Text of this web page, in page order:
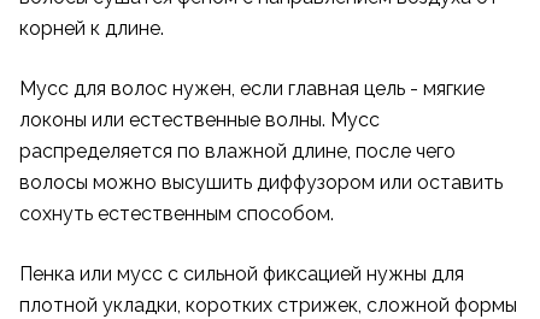
корней к длине.
Мусс для волос нужен, если главная цель - мягкие
локоны или естественные волны. Мусс
распределяется по влажной длине, после чего
волосы можно высушить диффузором или оставить
сохнуть естественным способом.
Пенка или мусс с сильной фиксацией нужны для
плотной укладки, коротких стрижек, сложной формы